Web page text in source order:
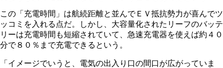
この「充電時間」は航続距離と並んでＥＶ抵抗勢力が喜んでツ
ッコミを入れる点だ。しかし、大容量化されたリーフのバッテ
リーは充電時間も短縮されていて、急速充電器を使えば約４０
分で８０％まで充電できるという。
「イメージでいうと、電気の出入り口の間口が広がっていま